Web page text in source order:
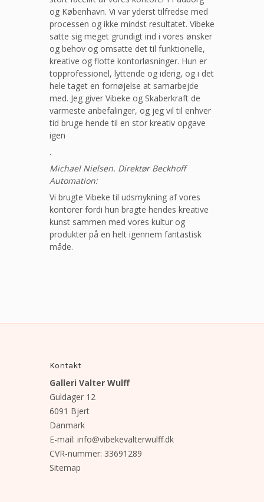
og København. Vi var yderst tilfredse med
processen og ikke mindst resultatet. Vibeke
satte sig meget grundigt ind i vores ønsker
og behov og omsatte det til funktionelle,
kreative og flotte kontorløsninger. Hun er
topprofessionel, lyttende og iderig, og i det
hele taget en fornøjelse at samarbejde
med. Jeg giver Vibeke og Skaberkraft de
varmeste anbefalinger, og jeg vil til enhver
tid bruge hende til en stor kreativ opgave
igen
.
Michael Nielsen. Direktør Beckhoff
Automation:
Vi brugte Vibeke til udsmykning af vores
kontorer fordi hun bragte hendes kreative
kunst sammen med vores kultur og
produkter på en helt igennem fantastisk
måde.
Kontakt
Galleri Valter Wulff
Guldager 12
6091 Bjert
Danmark
E-mail: info@vibekevalterwulff.dk
CVR-nummer: 33691289
Sitemap